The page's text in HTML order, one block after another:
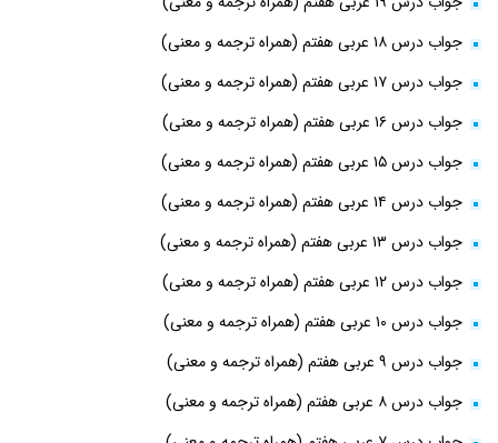
جواب درس ۱۸ عربی هفتم (همراه ترجمه و معنی)
جواب درس ۱۷ عربی هفتم (همراه ترجمه و معنی)
جواب درس ۱۶ عربی هفتم (همراه ترجمه و معنی)
جواب درس ۱۵ عربی هفتم (همراه ترجمه و معنی)
جواب درس ۱۴ عربی هفتم (همراه ترجمه و معنی)
جواب درس ۱۳ عربی هفتم (همراه ترجمه و معنی)
جواب درس ۱۲ عربی هفتم (همراه ترجمه و معنی)
جواب درس ۱۰ عربی هفتم (همراه ترجمه و معنی)
جواب درس ۹ عربی هفتم (همراه ترجمه و معنی)
جواب درس ۸ عربی هفتم (همراه ترجمه و معنی)